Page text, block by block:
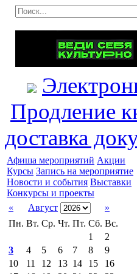
Продление
доставка
Афиша мероприятий Акции
Курсы Запись на мероприятие
Новости и события Выставки
Конкурсы и проекты
«
Август
»
Пн. Вт. Ср. Чт. Пт. Сб. Вс.
1
2
3
4 5 6 7 8
9
10
11 12 13 14 15
16